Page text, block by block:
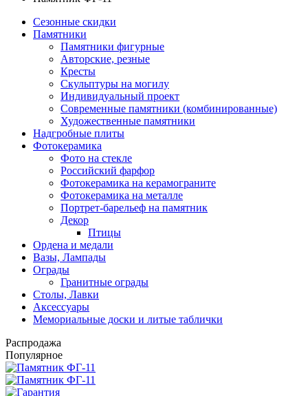
Сезонные скидки
Памятники
Памятники фигурные
Авторские, резные
Кресты
Скульптуры на могилу
Индивидуальный проект
Современные памятники (комбинированные)
Художественные памятники
Надгробные плиты
Фотокерамика
Фото на стекле
Российский фарфор
Фотокерамика на керамограните
Фотокерамика на металле
Портрет-барельеф на памятник
Декор
Птицы
Ордена и медали
Вазы, Лампады
Ограды
Гранитные ограды
Столы, Лавки
Аксессуары
Мемориальные доски и литые таблички
Распродажа
Популярное